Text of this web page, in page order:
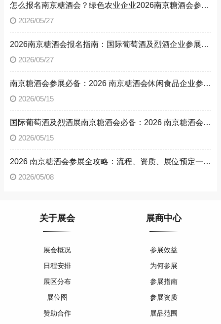
怎么报名南京糖酒会？绿色农业企业2026南京糖酒会参展流程与参展资质全解析
2026/05/27
2026南京糖酒会报名指南：国际葡萄酒及烈酒企业参展流程、参展资质，解锁南京糖酒会参展方法
2026/05/27
南京糖酒会参展必备：2026 南京糖酒会休闲食品企业参展流程与资质文件清单
2026/05/15
国际葡萄酒及烈酒展南京糖酒会必备：2026 南京糖酒会参展流程与参展资质详解
2026/05/15
2026 南京糖酒会参展全攻略：流程、资质、展位预定一文读懂
2026/05/08
关于展会
展会概况
日程安排
展区分布
展位图
赞助合作
展商中心
参展效益
为何参展
参展指南
参展资质
展品范围